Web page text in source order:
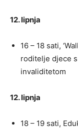
12. lipnja
16 – 18 sati,
roditelje djece
invaliditetom
12. lipnja
18 – 19 sati,